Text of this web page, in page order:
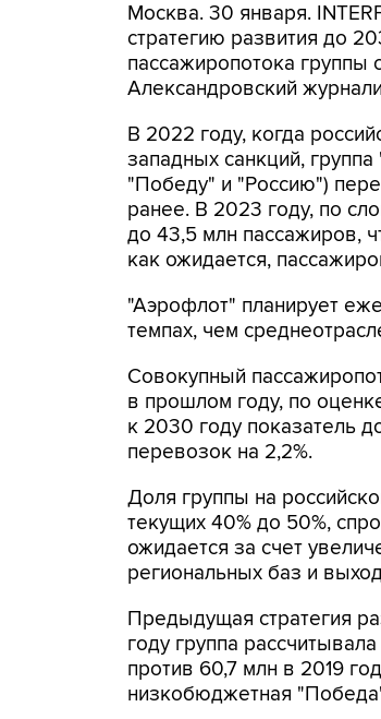
Москва. 30 января.
стратегию развития до
пассажиропотока группы
Александровский
В 2022 году, когда
западных санкций,
"Победу" и "Россию")
ранее. В 2023 году, по
до 43,5 млн пассажиров,
как ожидается,
"Аэрофлот" планирует
темпах, чем
Совокупный
в прошлом году, по
к 2030 году показатель
перевозок на 2,2%.
Доля группы на
текущих 40% до 50%,
ожидается за счет
региональных баз и
Предыдущая стратегия
году группа
против 60,7 млн в 2019
низкобюджетная